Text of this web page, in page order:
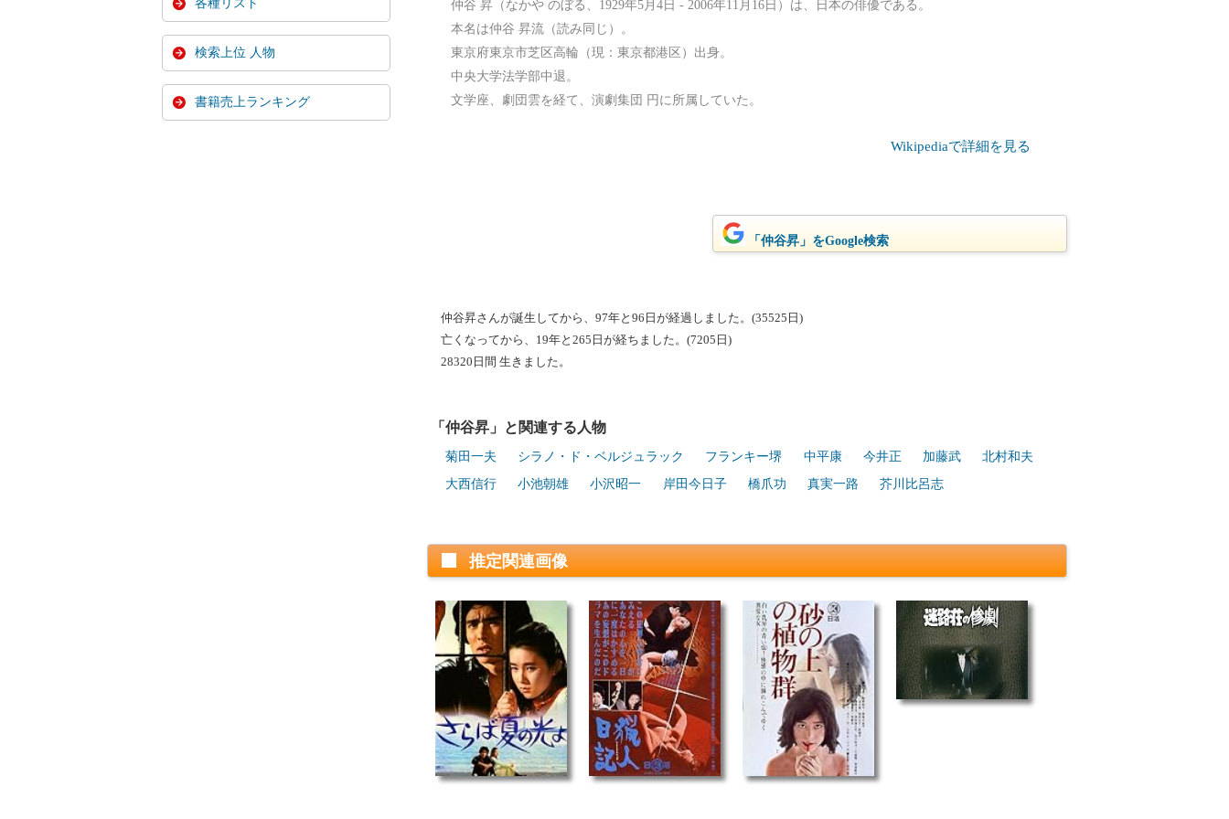
仲谷 昇（なかや のぼる、1929年5月4日 - 2006年11月16日）は、日本の俳優である。
本名は仲谷 昇流（読み同じ）。
東京府東京市芝区高輪（現：東京都港区）出身。
中央大学法学部中退。
文学座、劇団雲を経て、演劇集団 円に所属していた。
Wikipediaで詳細を見る
「仲谷昇」をGoogle検索
仲谷昇さんが誕生してから、97年と96日が経過しました。(35525日)
亡くなってから、19年と265日が経ちました。(7205日)
28320日間 生きました。
「仲谷昇」と関連する人物
菊田一夫 シラノ・ド・ベルジュラック フランキー堺 中平康 今井正 加藤武
北村和夫
大西信行
小池朝雄 小沢昭一 岸田今日子 橋爪功 真実一路 芥川比呂志
推定関連画像
各種リスト
検索上位 人物
書籍売上ランキング